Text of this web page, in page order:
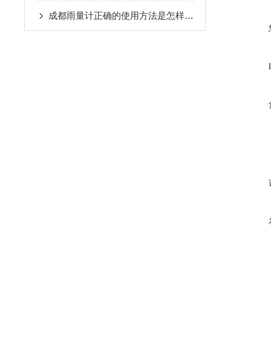
成都雨量计正确的使用方法是怎样的呢？